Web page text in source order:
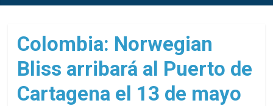
la
de
cruceros
en
un
solo
Colombia: Norwegian
Bliss arribará al Puerto de
Cartagena el 13 de mayo